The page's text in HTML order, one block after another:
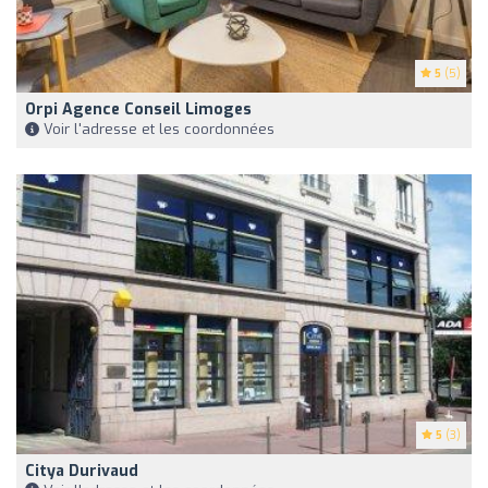
5 (5)
Orpi Agence Conseil Limoges
Voir l'adresse et les coordonnées
5 (3)
Citya Durivaud